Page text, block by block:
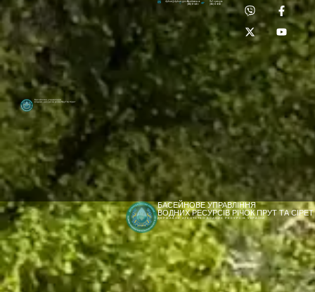
[newyear_garland]
Басейнове управління
водних ресурсів річок Прут та Сірет
Лабораторія:
(0372) 53-92-00
dpbuvr@dpbuvr.gov.uaПриймальня:
(0372) 51-14-56
БАСЕЙНОВЕ УПРАВЛІННЯ
ВОДНИХ РЕСУРСІВ РІЧОК ПРУТ ТА СІРЕТ
ДЕРЖАВНЕ АГЕНТСТВО ВОДНИХ РЕСУРСІВ УКРАЇНИ